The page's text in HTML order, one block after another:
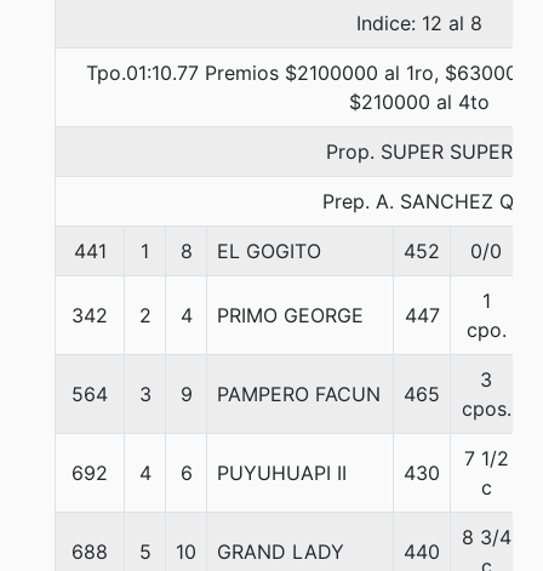
Indice: 12 al 8
Tpo.01:10.77 Premios $2100000 al 1ro,
$210000 al 4to
Prop. SUPER SUPER
Prep. A. SANCHEZ Q.
441 1 8 EL GOGITO 452 0/0
342 2 4 PRIMO GEORGE 447
1
cpo.
564 3 9 PAMPERO FACUN 465
3
cpos.
692 4 6 PUYUHUAPI II 430
7 1/2
c
688 5 10 GRAND LADY 440
8 3/4
c